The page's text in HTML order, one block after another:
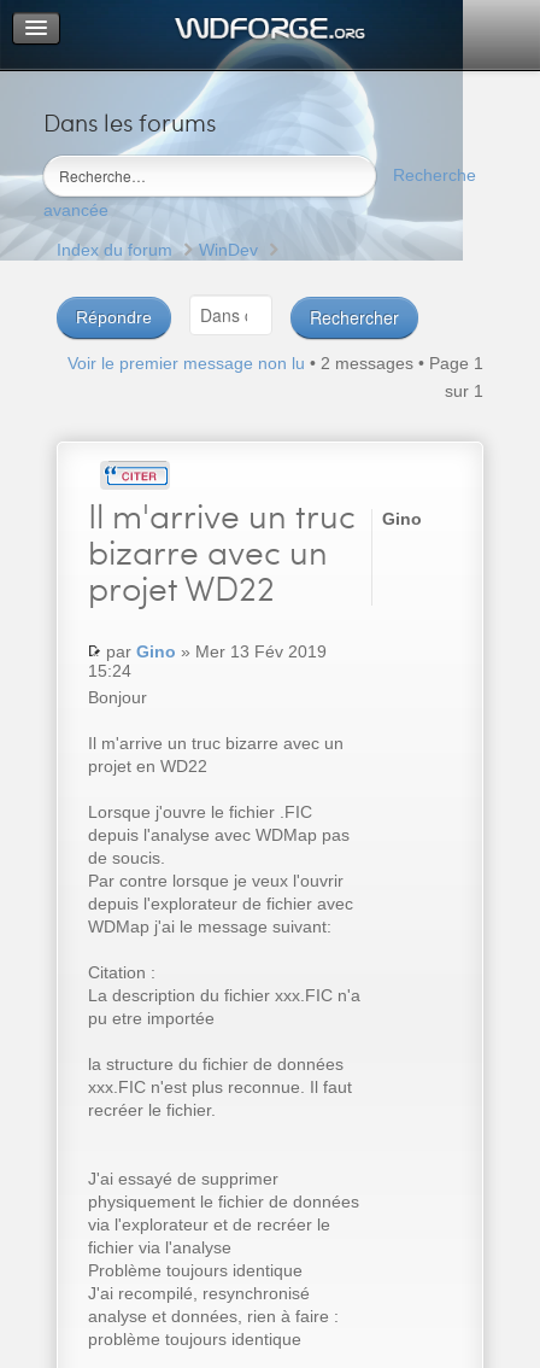
Dans les forums
Recherche
avancée
Portail
Index du forum
M’enregistrer
Connexion
Index du forum WinDev
Répondre
Voir le premier message non lu • 2 messages • Page 1
sur 1
Il m'arrive un truc
bizarre avec un
projet WD22
par Gino » Mer 13 Fév 2019
15:24
Bonjour
Il m'arrive un truc bizarre avec un
projet en WD22
Lorsque j'ouvre le fichier .FIC
depuis l'analyse avec WDMap pas
de soucis.
Par contre lorsque je veux l'ouvrir
depuis l'explorateur de fichier avec
WDMap j'ai le message suivant:
Citation :
La description du fichier xxx.FIC n'a
pu etre importée
la structure du fichier de données
xxx.FIC n'est plus reconnue. Il faut
recréer le fichier.
J'ai essayé de supprimer
physiquement le fichier de données
via l'explorateur et de recréer le
fichier via l'analyse
Problème toujours identique
J'ai recompilé, resynchronisé
analyse et données, rien à faire :
problème toujours identique
Gino